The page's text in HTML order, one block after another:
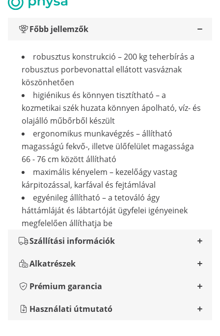
Főbb jellemzők
robusztus konstrukció – 200 kg teherbírás a
robusztus porbevonattal ellátott vasváznak
köszönhetően
higiénikus és könnyen tisztítható – a
kozmetikai szék huzata könnyen ápolható, víz- és
olajálló műbőrből készült
ergonomikus munkavégzés – állítható
magasságú fekvő-, illetve ülőfelület magassága
66 - 76 cm között állítható
maximális kényelem – kezelőágy vastag
kárpitozással, karfával és fejtámlával
egyénileg állítható – a tetováló ágy
háttámláját és lábtartóját ügyfelei igényeinek
megfelelően állíthatja be
Szállítási információk
Alkatrészek
Prémium garancia
Használati útmutató